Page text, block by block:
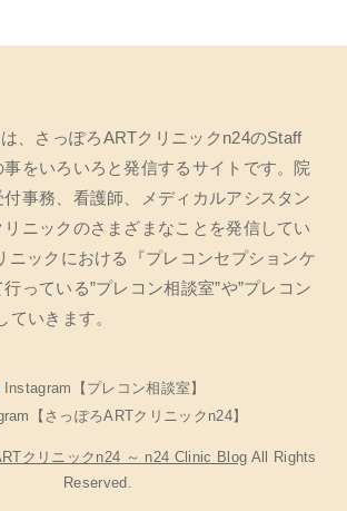
、さっぽろARTクリニックn24のStaff
をいろいろと発信するサイトです。院
事務、看護師、メディカルアシスタン
リニックのさまざまなことを発信してい
ニックにおける『プレコンセプションケ
っている”プレコン相談室”や”プレコン
ていきます。
Instagram【プレコン相談室】
【さっぽろARTクリニックn24】
クリニックn24 ～ n24 Clinic Blog All Rights
Reserved.